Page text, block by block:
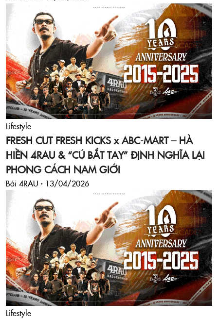
Lifestyle
FRESH CUT FRESH KICKS x ABC-MART – HÀ
HIỀN 4RAU & “CÚ BẮT TAY” ĐỊNH NGHĨA LẠI
PHONG CÁCH NAM GIỚI
Bởi 4RAU · 13/04/2026
Lifestyle